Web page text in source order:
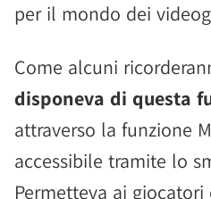
per il mondo dei
Come alcuni
disponeva di questa
attraverso la funzione
accessibile tramite lo
Permetteva ai